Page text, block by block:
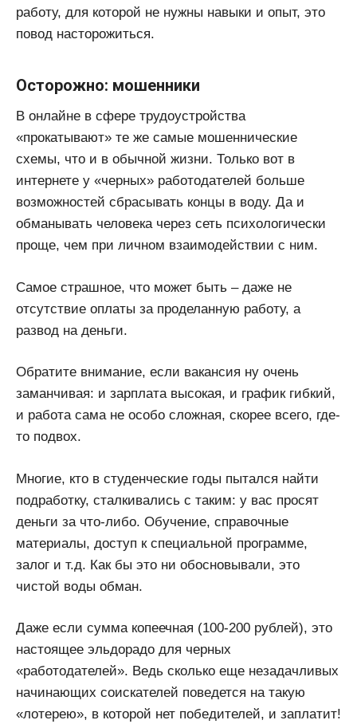
работу, для которой не нужны навыки и опыт, это
повод насторожиться.
Осторожно: мошенники
В онлайне в сфере трудоустройства
«прокатывают» те же самые мошеннические
схемы, что и в обычной жизни. Только вот в
интернете у «черных» работодателей больше
возможностей сбрасывать концы в воду. Да и
обманывать человека через сеть психологически
проще, чем при личном взаимодействии с ним.
Самое страшное, что может быть – даже не
отсутствие оплаты за проделанную работу, а
развод на деньги.
Обратите внимание, если вакансия ну очень
заманчивая: и зарплата высокая, и график гибкий,
и работа сама не особо сложная, скорее всего, где-
то подвох.
Многие, кто в студенческие годы пытался найти
подработку, сталкивались с таким: у вас просят
деньги за что-либо. Обучение, справочные
материалы, доступ к специальной программе,
залог и т.д. Как бы это ни обосновывали, это
чистой воды обман.
Даже если сумма копеечная (100-200 рублей), это
настоящее эльдорадо для черных
«работодателей». Ведь сколько еще незадачливых
начинающих соискателей поведется на такую
«лотерею», в которой нет победителей, и заплатит!